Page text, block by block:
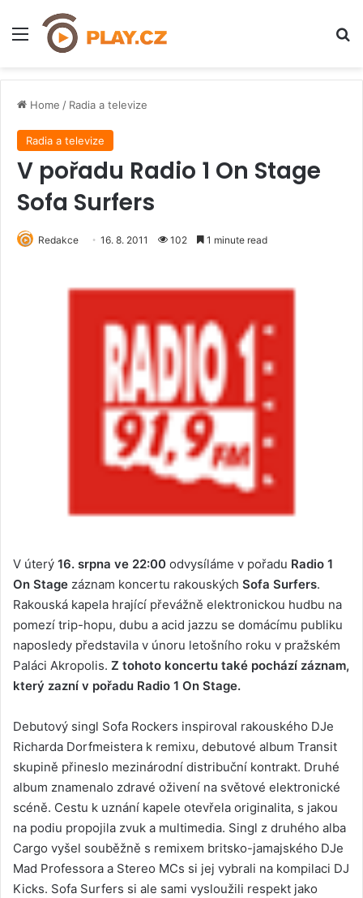
Menu
Home / Radia a televize
Radia a televize
V pořadu Radio 1 On Stage
Sofa Surfers
Redakce 16. 8. 2011 102 1 minute read
V úterý 16. srpna ve 22:00 odvysíláme v pořadu Radio 1
On Stage záznam koncertu rakouských Sofa Surfers.
Rakouská kapela hrající převážně elektronickou hudbu na
pomezí trip-hopu, dubu a acid jazzu se domácímu publiku
naposledy představila v únoru letošního roku v pražském
Paláci Akropolis. Z tohoto koncertu také pochází záznam,
který zazní v pořadu Radio 1 On Stage.
Debutový singl Sofa Rockers inspiroval rakouského DJe
Richarda Dorfmeistera k remixu, debutové album Transit
skupině přineslo mezinárodní distribuční kontrakt. Druhé
album znamenalo zdravé oživení na světové elektronické
scéně. Cestu k uznání kapele otevřela originalita, s jakou
na podiu propojila zvuk a multimedia. Singl z druhého alba
Cargo vyšel souběžně s remixem britsko-jamajského DJe
Mad Professora a Stereo MCs si jej vybrali na kompilaci DJ
Kicks. Sofa Surfers si ale sami vysloužili respekt jako